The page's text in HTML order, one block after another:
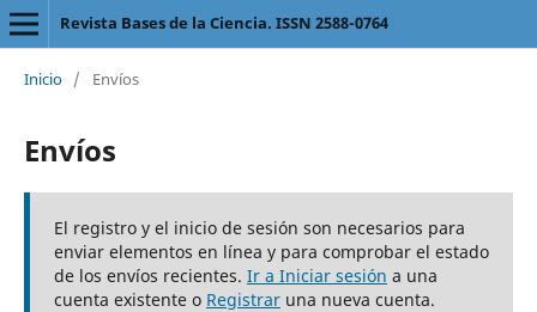
Revista Bases de la Ciencia. ISSN 2588-0764
Inicio / Envíos
Envíos
El registro y el inicio de sesión son necesarios para
enviar elementos en línea y para comprobar el estado
de los envíos recientes. Ir a Iniciar sesión a una
cuenta existente o Registraruna nueva cuenta.